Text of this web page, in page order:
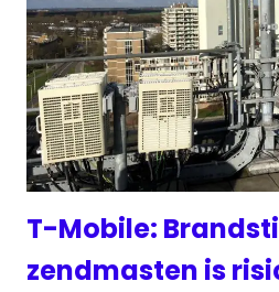
T-Mobile:
zendmasten is